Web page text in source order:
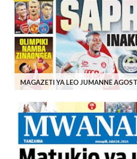
MAGAZETI YA LEO JUMANNE